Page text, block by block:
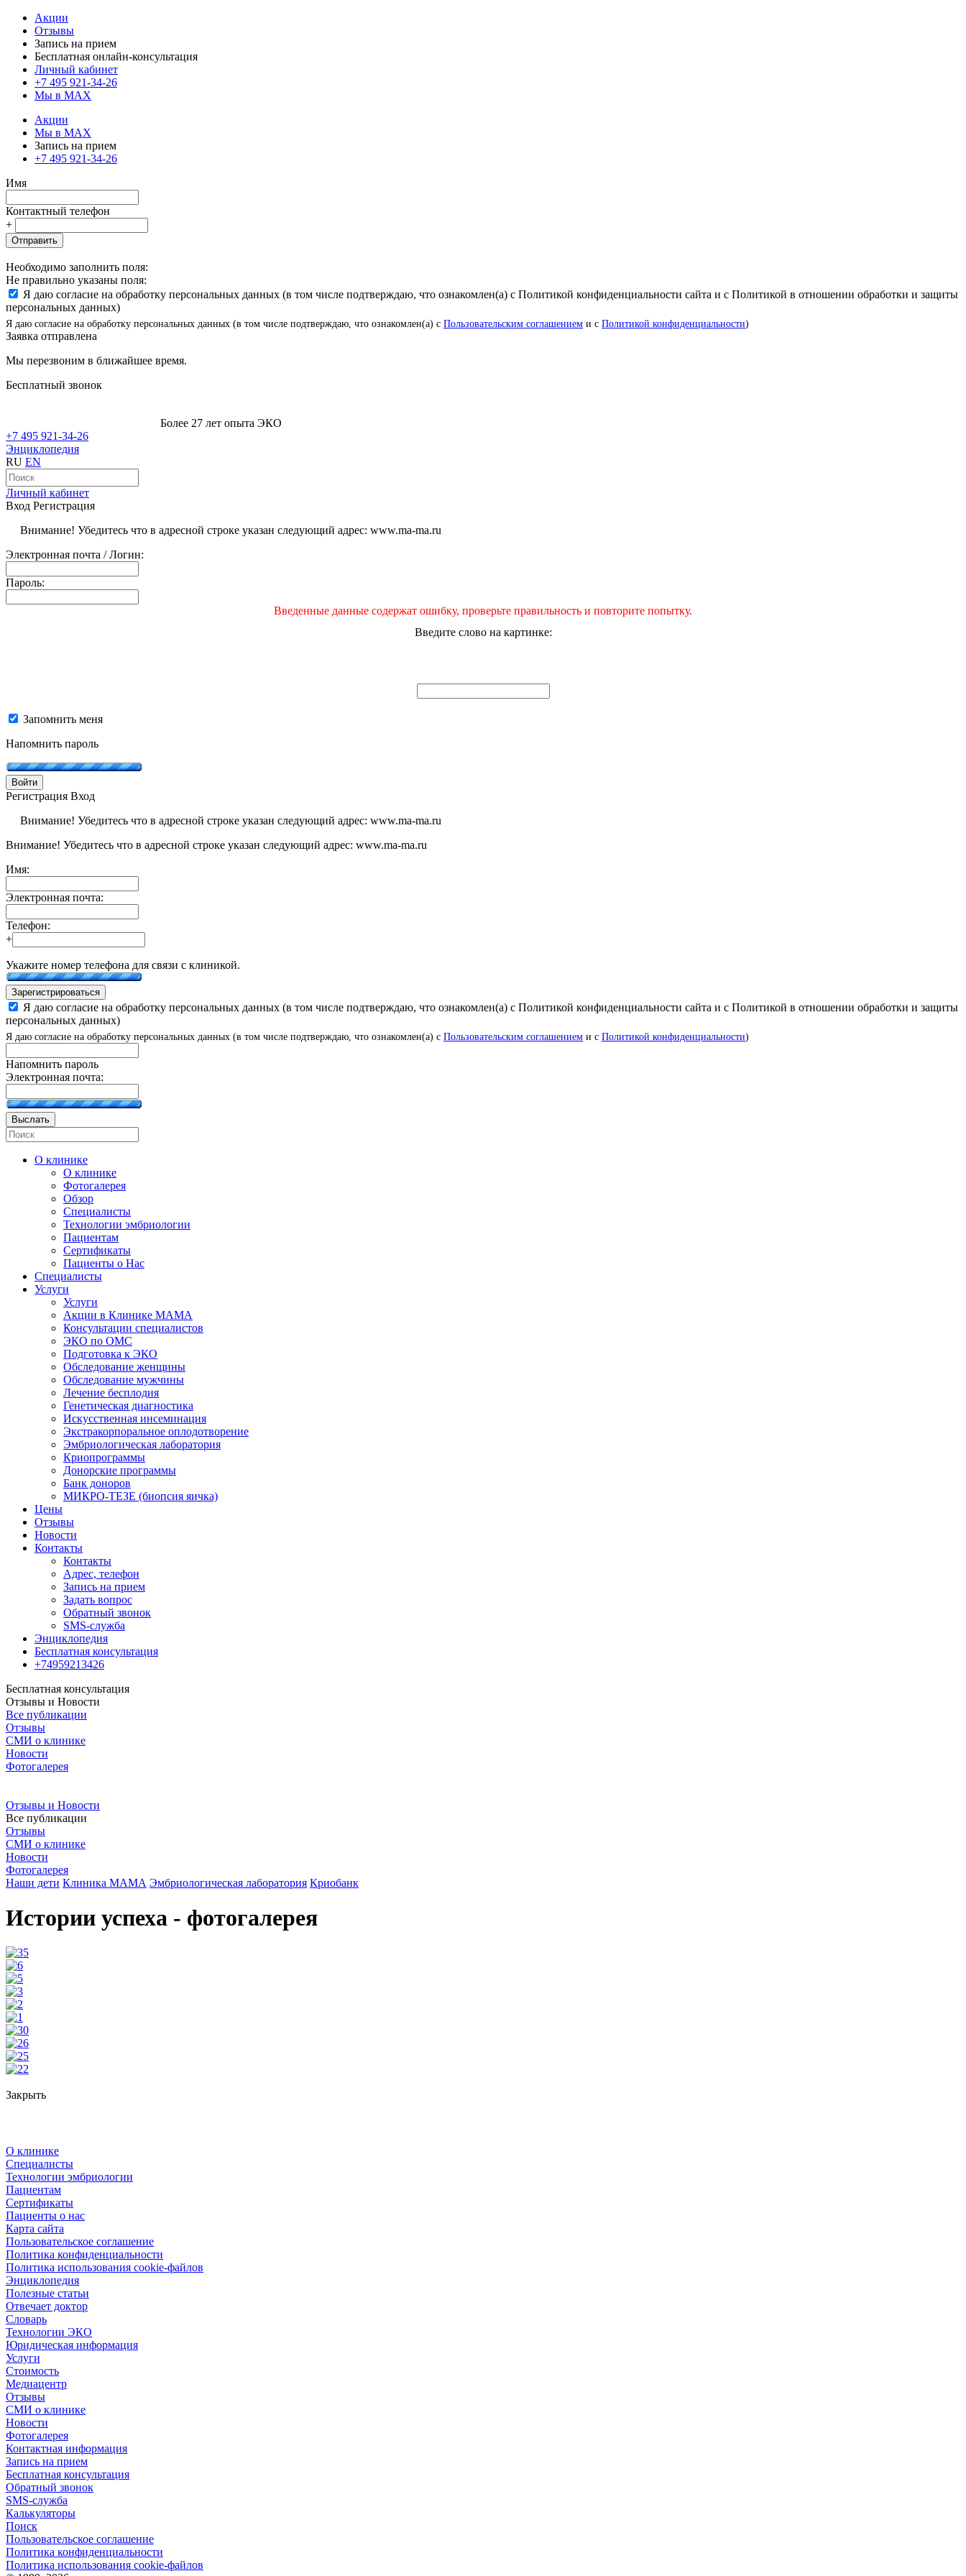
Акции
Отзывы
Запись на прием
Бесплатная онлайн-консультация
Личный кабинет
+7 495 921-34-26
Мы в MAX
Акции
Мы в MAX
Запись на прием
+7 495 921-34-26
Имя
Контактный телефон
+
Отправить
Необходимо заполнить поля:
Не правильно указаны поля:
Я даю согласие на обработку персональных данных (в том числе подтверждаю, что ознакомлен(а) с Политикой конфиденциальности сайта и с Политикой в отношении обработки и защиты
персональных данных)
Я даю согласие на обработку персональных данных (в том числе подтверждаю, что ознакомлен(а) с Пользовательским соглашением и с Политикой конфиденциальности)
Заявка отправлена
Мы перезвоним в ближайшее время.
Бесплатный звонок
Более 27 лет опыта ЭКО
+7 495 921-34-26
Энциклопедия
RU EN
Личный кабинет
Вход Регистрация
Внимание! Убедитесь что в адресной строке указан следующий адрес: www.ma-ma.ru
Электронная почта / Логин:
Пароль:
Введенные данные содержат ошибку, проверьте правильность и повторите попытку.
Введите слово на картинке:
Запомнить меня
Напомнить пароль
Войти
Регистрация Вход
Внимание! Убедитесь что в адресной строке указан следующий адрес: www.ma-ma.ru
Внимание! Убедитесь что в адресной строке указан следующий адрес: www.ma-ma.ru
Имя:
Электронная почта:
Телефон:
+
Укажите номер телефона для связи с клиникой.
Зарегистрироваться
Я даю согласие на обработку персональных данных (в том числе подтверждаю, что ознакомлен(а) с Политикой конфиденциальности сайта и с Политикой в отношении обработки и защиты
персональных данных)
Я даю согласие на обработку персональных данных (в том числе подтверждаю, что ознакомлен(а) с Пользовательским соглашением и с Политикой конфиденциальности)
Напомнить пароль
Электронная почта:
Выслать
О клинике
О клинике
Фотогалерея
Обзор
Специалисты
Технологии эмбриологии
Пациентам
Сертификаты
Пациенты о Нас
Специалисты
Услуги
Услуги
Акции в Клинике МАМА
Консультации специалистов
ЭКО по ОМС
Подготовка к ЭКО
Обследование женщины
Обследование мужчины
Лечение бесплодия
Генетическая диагностика
Искусственная инсеминация
Экстракорпоральное оплодотворение
Эмбриологическая лаборатория
Криопрограммы
Донорские программы
Банк доноров
МИКРО-ТЕЗЕ (биопсия яичка)
Цены
Отзывы
Новости
Контакты
Контакты
Адрес, телефон
Запись на прием
Задать вопрос
Обратный звонок
SMS-служба
Энциклопедия
Бесплатная консультация
+74959213426
Бесплатная консультация
Отзывы и Новости
Все публикации
Отзывы
СМИ о клинике
Новости
Фотогалерея
Отзывы и Новости
Все публикации
Отзывы
СМИ о клинике
Новости
Фотогалерея
Наши дети Клиника МАМА Эмбриологическая лаборатория Криобанк
Истории успеха - фотогалерея
Закрыть
О клинике
Специалисты
Технологии эмбриологии
Пациентам
Сертификаты
Пациенты о нас
Карта сайта
Пользовательское соглашение
Политика конфиденциальности
Политика использования cookie-файлов
Энциклопедия
Полезные статьи
Отвечает доктор
Словарь
Технологии ЭКО
Юридическая информация
Услуги
Стоимость
Медиацентр
Отзывы
СМИ о клинике
Новости
Фотогалерея
Контактная информация
Запись на прием
Бесплатная консультация
Обратный звонок
SMS-служба
Калькуляторы
Поиск
Пользовательское соглашение
Политика конфиденциальности
Политика использования cookie-файлов